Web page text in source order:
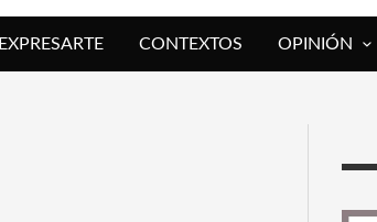
EXPRESARTE CONTEXTOS OPINIÓN